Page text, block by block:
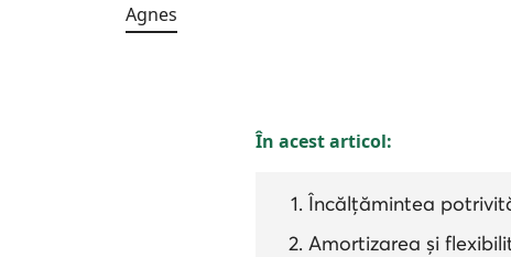
Agnes
În acest articol:
Încălțămintea
Amortizarea și